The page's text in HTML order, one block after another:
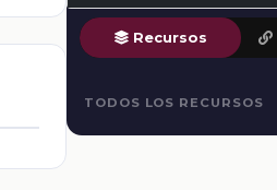
Recursos
TODOS LOS RECURSOS